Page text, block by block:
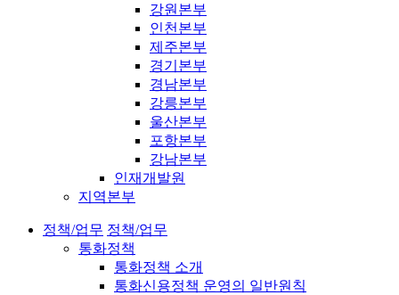
강원본부
인천본부
제주본부
경기본부
경남본부
강릉본부
울산본부
포항본부
강남본부
인재개발원
지역본부
정책/업무 정책/업무
통화정책
통화정책 소개
통화신용정책 운영의 일반원칙